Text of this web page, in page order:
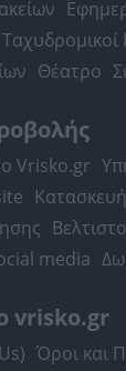
Ταχυδρομικοί
Θέατρο
Vrisko.gr
media
vrisko.gr
Όροι και